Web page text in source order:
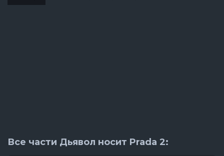
Все части Дьявол носит Prada 2: